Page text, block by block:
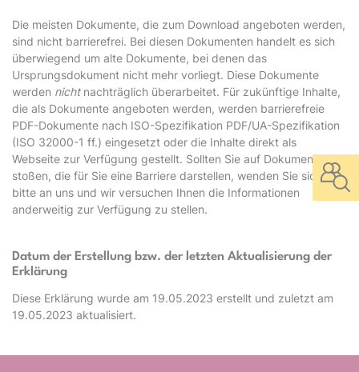
Die meisten Dokumente, die zum Download angeboten werden,
sind nicht barrierefrei. Bei diesen Dokumenten handelt es sich
überwiegend um alte Dokumente, bei denen das
Ursprungsdokument nicht mehr vorliegt. Diese Dokumente
werden nichtnachträglich überarbeitet. Für zukünftige Inhalte,
die als Dokumente angeboten werden, werden barrierefreie
PDF-Dokumente nach ISO-Spezifikation PDF/UA-Spezifikation
(ISO 32000-1 ff.) eingesetzt oder die Inhalte direkt als
Webseite zur Verfügung gestellt. Sollten Sie auf Dokumente
stoßen, die für Sie eine Barriere darstellen, wenden Sie sich
bitte an uns und wir versuchen Ihnen die Informationen
anderweitig zur Verfügung zu stellen.
Datum der Erstellung bzw. der letzten Aktualisierung der
Erklärung
Diese Erklärung wurde am 19.05.2023 erstellt und zuletzt am
19.05.2023 aktualisiert.